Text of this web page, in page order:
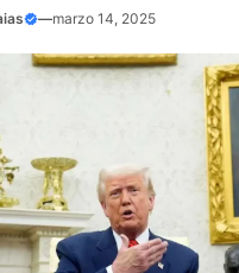
—marzo 14, 2025